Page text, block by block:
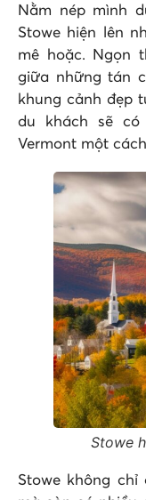
Nằm nép mình
Stowe hiện lên
mê hoặc. Ngọn
giữa những tán
khung cảnh đẹp
du khách sẽ
Vermont một
Stowe
Stowe không